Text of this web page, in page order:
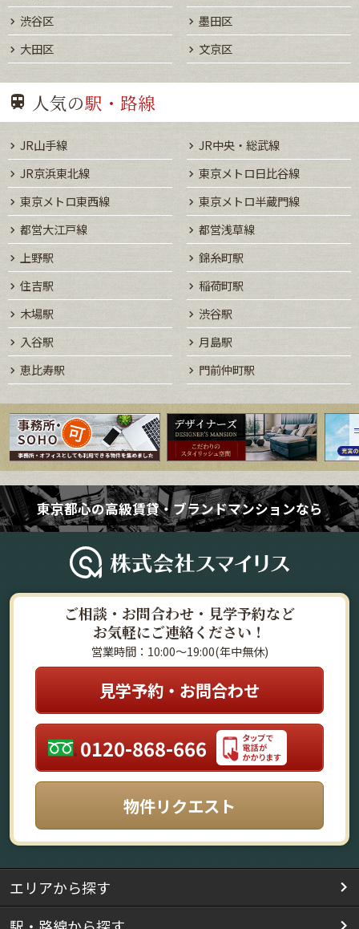
渋谷区
墨田区
大田区
文京区
人気の駅・路線
JR山手線
JR中央・総武線
JR京浜東北線
東京メトロ日比谷線
東京メトロ東西線
東京メトロ半蔵門線
都営大江戸線
都営浅草線
上野駅
錦糸町駅
住吉駅
稲荷町駅
木場駅
渋谷駅
入谷駅
月島駅
恵比寿駅
門前仲町駅
東京都心の高級賃貸・ブランドマンションなら
ご相談・お問合わせ・見学予約など
お気軽にご連絡ください！
営業時間：10:00～19:00(年中無休)
見学予約・お問合わせ
0120-868-666
物件リクエスト
エリアから探す